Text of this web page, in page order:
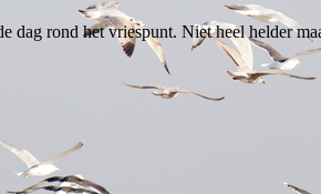
dag rond het vriespunt. Niet heel helder